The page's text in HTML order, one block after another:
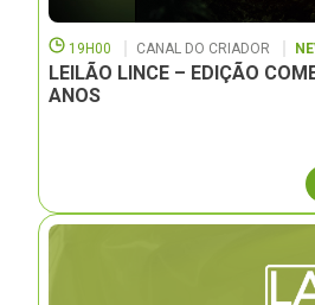
19H00 CANAL DO CRIADOR
LEILÃO LINCE – EDIÇÃO
ANOS